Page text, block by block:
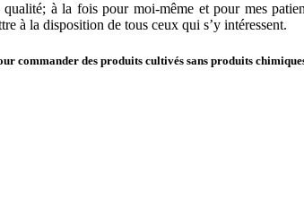
à la fois pour moi-même et pour mes
à la disposition de tous ceux qui s’y intéressent.
commander des produits cultivés sans produits